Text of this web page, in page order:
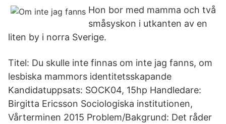
Hon bor med mamma och två
småsyskon i utkanten av en
liten by i norra Sverige.
Titel: Du skulle inte finnas om inte jag fanns, om
lesbiska mammors identitetsskapande
Kandidatuppsats: SOCK04, 15hp Handledare:
Birgitta Ericsson Sociologiska institutionen,
Vårterminen 2015 Problem/Bakgrund: Det råder